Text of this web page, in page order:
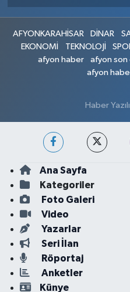
AFYONKARAHİSAR DİNAR
EKONOMİ
TEKNOLOJİ
afyon haber
afyon son
afyon
Haber
Ana Sayfa
Kategoriler
Foto Galeri
Video
Yazarlar
Seri İlan
Röportaj
Anketler
Künye